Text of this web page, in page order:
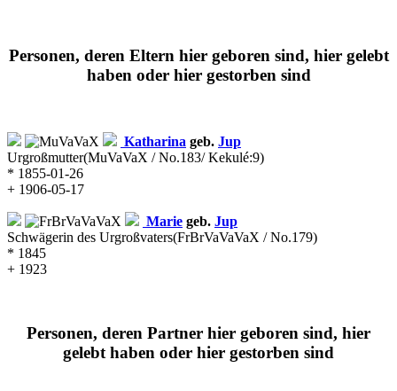
Personen, deren Eltern hier geboren sind, hier gelebt
haben oder hier gestorben sind
Katharina geb. Jup
Urgroßmutter(MuVaVaX / No.183/ Kekulé:9)
* 1855-01-26
+ 1906-05-17
Marie geb. Jup
Schwägerin des Urgroßvaters(FrBrVaVaVaX / No.179)
* 1845
+ 1923
Personen, deren Partner hier geboren sind, hier
gelebt haben oder hier gestorben sind